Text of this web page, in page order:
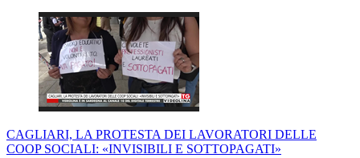
CAGLIARI, LA PROTESTA DEI LAVORATORI DELLE
COOP SOCIALI: «INVISIBILI E SOTTOPAGATI»